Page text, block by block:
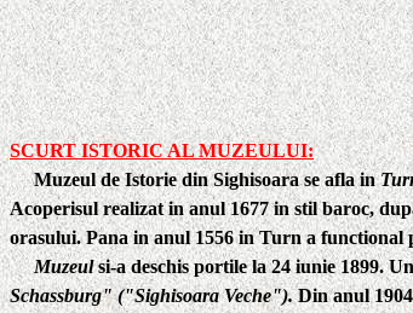
SCURT ISTORIC AL MUZEULUI:
Muzeul de Istorie din Sighisoara se afla in
Acoperisul realizat in anul 1677 in stil baroc,
orasului. Pana in anul 1556 in Turn a functional
Muzeulsi-a deschis portile la 24 iunie 1899.
Schassburg" ("Sighisoara Veche").Din anul